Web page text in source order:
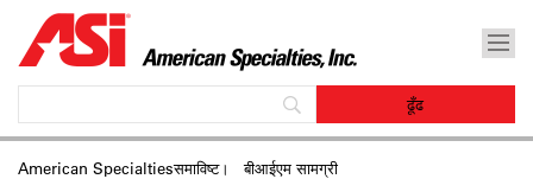
American Specialtiesसमाविष्‍ट। बीआईएम सामग्री